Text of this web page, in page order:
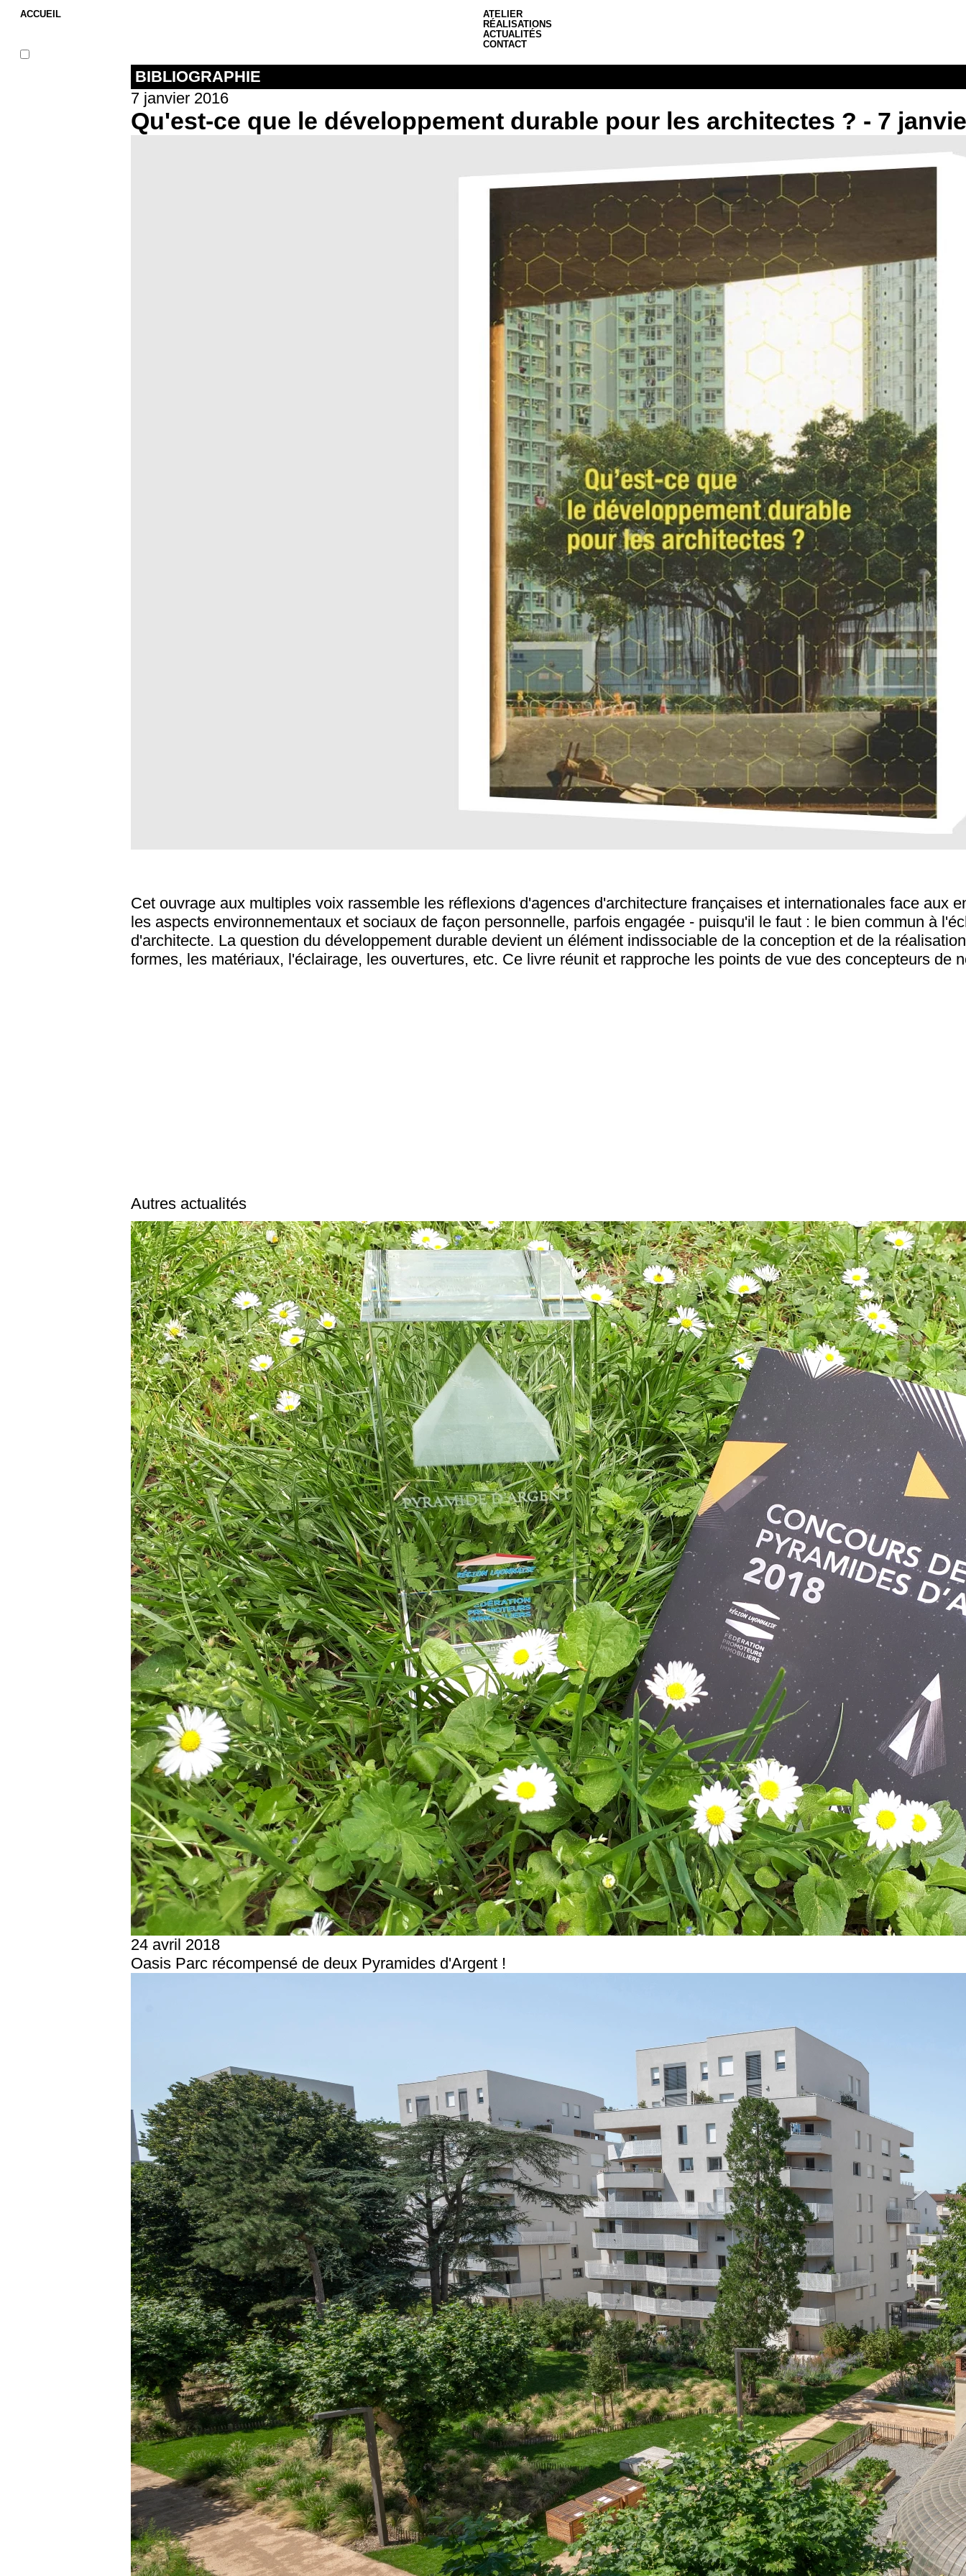
ACCUEIL
ATELIER
RÉALISATIONS
ACTUALITÉS
CONTACT
BIBLIOGRAPHIE
7 janvier 2016
Qu'est-ce que le développement durable pour les architectes ? - 7
Cet ouvrage aux multiples voix rassemble les réflexions d'agences d'architecture françaises et internationales face aux
les aspects environnementaux et sociaux de façon personnelle, parfois engagée - puisqu'il le faut : le bien commun à
d'architecte. La question du développement durable devient un élément indissociable de la conception et de la
formes, les matériaux, l'éclairage, les ouvertures, etc. Ce livre réunit et rapproche les points de vue des concepteurs de
Autres actualités
24 avril 2018
Oasis Parc récompensé de deux Pyramides d'Argent !